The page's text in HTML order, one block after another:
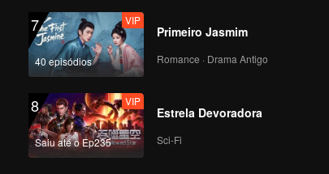
7
40 episódios
VIP
Primeiro Jasmim
Romance · Drama Antigo
8
Saiu até o Ep235
VIP
Estrela Devoradora
Sci-Fi